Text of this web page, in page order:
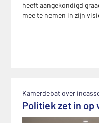
heeft aangekondigd
mee te nemen in zijn
Kamerdebat over
Politiek zet in op